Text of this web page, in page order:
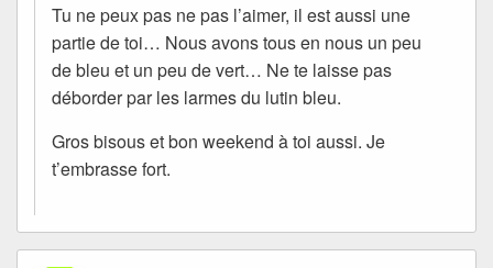
Tu ne peux pas ne pas l’aimer, il est aussi une
partie de toi… Nous avons tous en nous un peu
de bleu et un peu de vert… Ne te laisse pas
déborder par les larmes du lutin bleu.
Gros bisous et bon weekend à toi aussi. Je
t’embrasse fort.